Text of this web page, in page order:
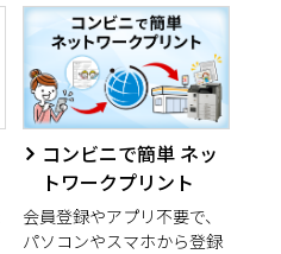
コンビニで簡単 ネッ
トワークプリント
会員登録やアプリ不要で、
パソコンやスマホから登録